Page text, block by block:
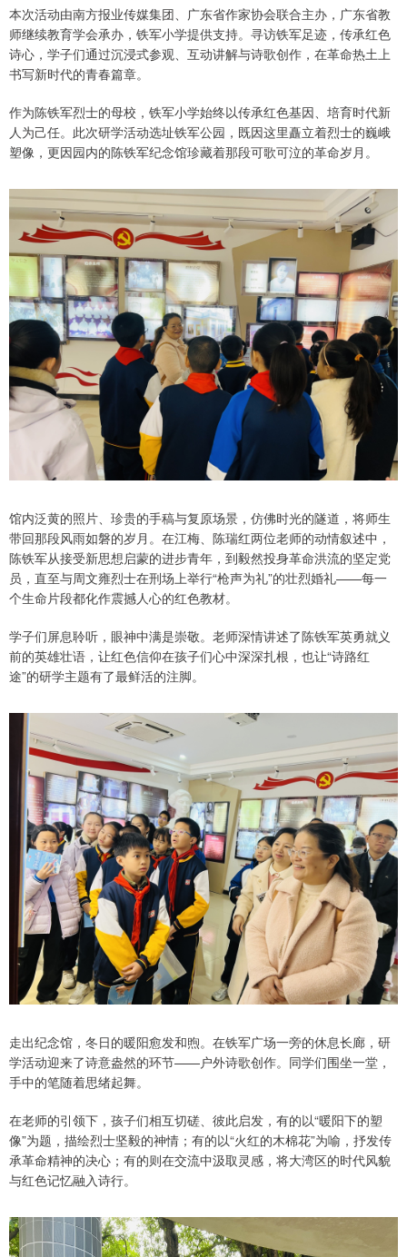
本次活动由南方报业传媒集团、广东省作家协会联合主办，广东省教
师继续教育学会承办，铁军小学提供支持。寻访铁军足迹，传承红色
诗心，学子们通过沉浸式参观、互动讲解与诗歌创作，在革命热土上
书写新时代的青春篇章。
作为陈铁军烈士的母校，铁军小学始终以传承红色基因、培育时代新
人为己任。此次研学活动选址铁军公园，既因这里矗立着烈士的巍峨
塑像，更因园内的陈铁军纪念馆珍藏着那段可歌可泣的革命岁月。
馆内泛黄的照片、珍贵的手稿与复原场景，仿佛时光的隧道，将师生
带回那段风雨如磐的岁月。在江梅、陈瑞红两位老师的动情叙述中，
陈铁军从接受新思想启蒙的进步青年，到毅然投身革命洪流的坚定党
员，直至与周文雍烈士在刑场上举行“枪声为礼”的壮烈婚礼——每一
个生命片段都化作震撼人心的红色教材。
学子们屏息聆听，眼神中满是崇敬。老师深情讲述了陈铁军英勇就义
前的英雄壮语，让红色信仰在孩子们心中深深扎根，也让“诗路红
途”的研学主题有了最鲜活的注脚。
走出纪念馆，冬日的暖阳愈发和煦。在铁军广场一旁的休息长廊，研
学活动迎来了诗意盎然的环节——户外诗歌创作。同学们围坐一堂，
手中的笔随着思绪起舞。
在老师的引领下，孩子们相互切磋、彼此启发，有的以“暖阳下的塑
像”为题，描绘烈士坚毅的神情；有的以“火红的木棉花”为喻，抒发传
承革命精神的决心；有的则在交流中汲取灵感，将大湾区的时代风貌
与红色记忆融入诗行。